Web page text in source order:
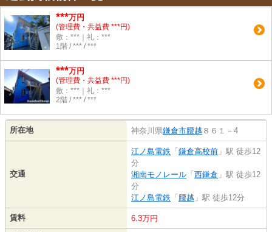
***万円
(管理費・共益費 ***円)
敷：***｜礼：***
1階 / *** / ***
***万円
(管理費・共益費 ***円)
敷：***｜礼：***
2階 / *** / ***
所在地 神奈川県鎌倉市腰越 ８６１－4
交通
江ノ島電鉄 「 鎌倉高校前 」駅 徒歩12
分
湘南モノレール 「 西鎌倉 」駅 徒歩12
分
江ノ島電鉄 「 腰越 」駅 徒歩12分
賃料 6.3万円